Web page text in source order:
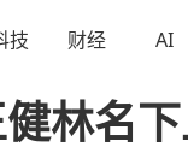
技 财经 AI
林名